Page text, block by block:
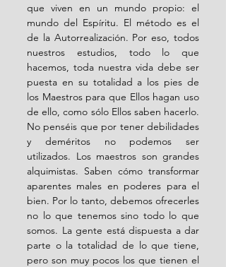
que viven en un mundo propio: el
mundo del Espíritu. El método es el
de la Autorrealización. Por eso, todos
nuestros estudios, todo lo que
hacemos, toda nuestra vida debe ser
puesta en su totalidad a los pies de
los Maestros para que Ellos hagan uso
de ello, como sólo Ellos saben hacerlo.
No penséis que por tener debilidades
y deméritos no podemos ser
utilizados. Los maestros son grandes
alquimistas. Saben cómo transformar
aparentes males en poderes para el
bien. Por lo tanto, debemos ofrecerles
no lo que tenemos sino todo lo que
somos. La gente está dispuesta a dar
parte o la totalidad de lo que tiene,
pero son muy pocos los que tienen el